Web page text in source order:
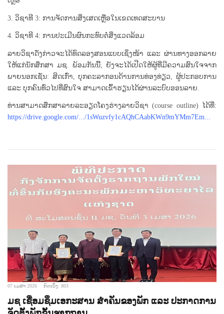
3. ວິຊາທີ 3: ການຈັດການສິ່ງເສດເຫຼືອໃນເຂດເທດສະບານ
4. ວິຊາທີ 4: ການປະເມີນຜົນກະທົບຕໍ່ສິ່ງແວດລ້ອມ
ລາຍວິຊາດັ່ງກ່າວຈະໄດ້ທົດລອງສອນແບບເຊິ່ງໜ້າ ແລະ ຜ່ານທາງອອກລາຍ
ໃຫ້ແກ່ນັກສຶກສາ ມຊ. ພ້ອມກັນນີ້, ຍັງຈະໄດ້ເປີດໃຫ້ຜູ້ທີ່ມີຄວາມສົນໃຈຈາກ
ພາຍນອກເຊັ່ນ: ສິດເກົ່າ, ບຸກຄະລາກອນດ້ານການທ່ອງທ່ຽວ, ຜູ້ປະກອບການ
ແລະ ບຸກຄົນທົ່ວໄປທີ່ສົນໃຈ ສາມາດເຂົ້າຮຽນໄດ້ຜ່ານລະບົບອອນລາຍ.
ທ່ານສາມາດສຶກສາລາຍລະອຽດໂຄງຮ່າງລາຍວິຊາ (course outline) ໄດ້ທີ່:
https://drive.google.com/.../1sWuzvfy1cAQhCAabKWn9mYMm7Em...
07 ເມສາ 2026 ກົດເບິ່ງ: 803
ມຊ ເຊື່ອມຊຶມເອກະສານ ສໍາຄັນຂອງພັກ ແລະ ປະກາດການ